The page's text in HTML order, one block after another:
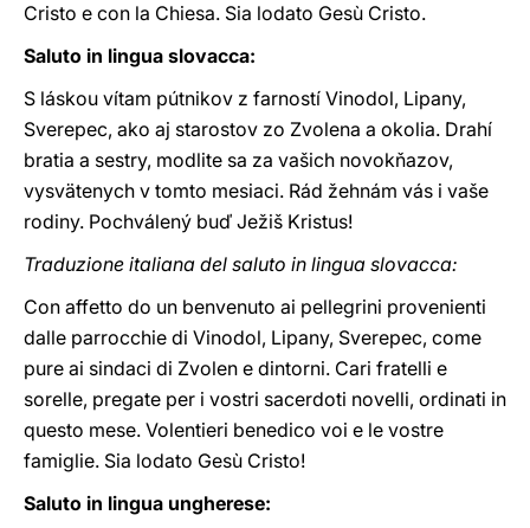
Cristo e con la Chiesa. Sia lodato Gesù Cristo.
Saluto in lingua slovacca:
S láskou vítam pútnikov z farností Vinodol, Lipany,
Sverepec, ako aj starostov zo Zvolena a okolia. Drahí
bratia a sestry, modlite sa za vašich novokňazov,
vysvätenych v tomto mesiaci. Rád žehnám vás i vaše
rodiny. Pochválený buď Ježiš Kristus!
Traduzione italiana del saluto in lingua slovacca:
Con affetto do un benvenuto ai pellegrini provenienti
dalle parrocchie di Vinodol, Lipany, Sverepec, come
pure ai sindaci di Zvolen e dintorni. Cari fratelli e
sorelle, pregate per i vostri sacerdoti novelli, ordinati in
questo mese. Volentieri benedico voi e le vostre
famiglie. Sia lodato Gesù Cristo!
Saluto in lingua ungherese: